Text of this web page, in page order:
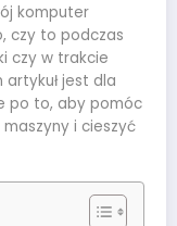
komputer
czy to podczas
czy w trakcie
jest dla
po to, aby pomóc
i cieszyć